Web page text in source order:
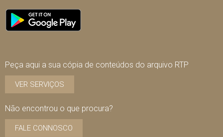
Peça aqui a sua cópia de conteúdos do arquivo RTP
VER SERVIÇOS
Não encontrou o que procura?
FALE CONNOSCO